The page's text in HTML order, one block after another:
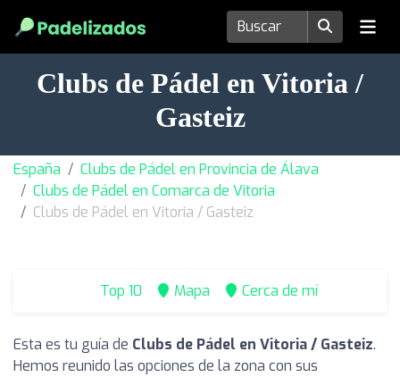
Clubs de Pádel en Vitoria /
Gasteiz
España
Clubs de Pádel en Provincia de Álava
Clubs de Pádel en Comarca de Vitoria
Clubs de Pádel en Vitoria / Gasteiz
Top 10 Mapa Cerca de mí
Esta es tu guía de Clubs de Pádel en Vitoria / Gasteiz.
Hemos reunido las opciones de la zona con sus